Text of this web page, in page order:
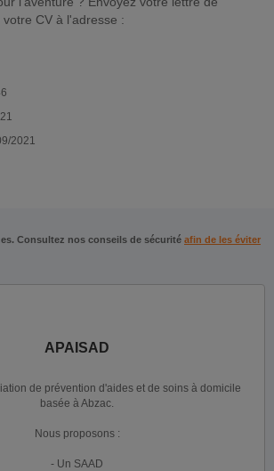
CV à l'adresse :
2021
Consultez nos conseils de sécurité afin de les éviter
APAISAD
de prévention d'aides et de soins à domicile
basée à Abzac.
Nous proposons :
- Un SAAD